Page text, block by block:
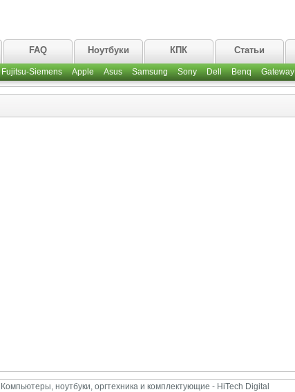
FAQ Ноутбуки КПК Статьи
Fujitsu-Siemens Apple Asus Samsung Sony Dell Benq Gateway
Компьютеры, ноутбуки, оргтехника и комплектующие - HiTech Digital